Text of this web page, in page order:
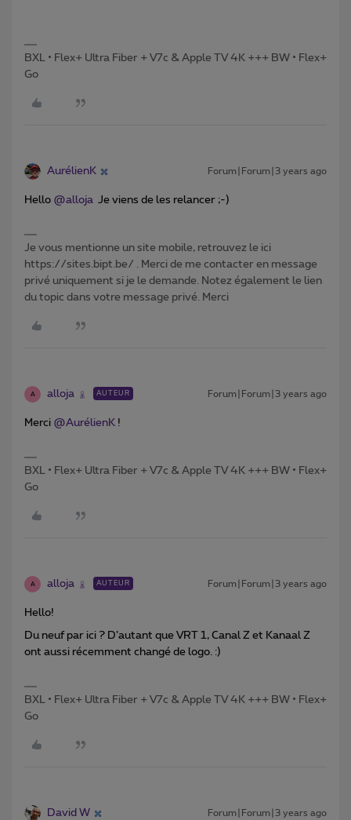
BXL • Flex+ Ultra Fiber + V7c & Apple TV 4K +++ BW • Flex+
Go
AurélienK Forum|Forum|3 years ago
Hello @alloja Je viens de les relancer ;-)
Je vous mentionne un site mobile, retrouvez le ici
https://sites.bipt.be/ . Merci de me contacter en message
privé uniquement si je le demande. Notez également le lien
du topic dans votre message privé. Merci
A alloja AUTEUR Forum|Forum|3 years ago
Merci @AurélienK !
BXL • Flex+ Ultra Fiber + V7c & Apple TV 4K +++ BW • Flex+
Go
A alloja AUTEUR Forum|Forum|3 years ago
Hello!
Du neuf par ici ? D’autant que VRT 1, Canal Z et Kanaal Z
ont aussi récemment changé de logo. :)
BXL • Flex+ Ultra Fiber + V7c & Apple TV 4K +++ BW • Flex+
Go
David W Forum|Forum|3 years ago